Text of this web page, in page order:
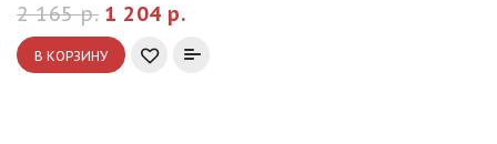
1 204 р.
2 165 р.
В КОРЗИНУ